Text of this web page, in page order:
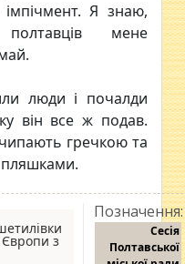
Я знаю,
мене
люди і почалди
він все ж подав.
гречкою та
з
Позначення:
Сесія
Полтавської